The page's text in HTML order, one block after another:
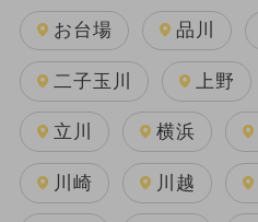
お台場 品川
二子玉川 上野
立川 横浜
川崎 川越